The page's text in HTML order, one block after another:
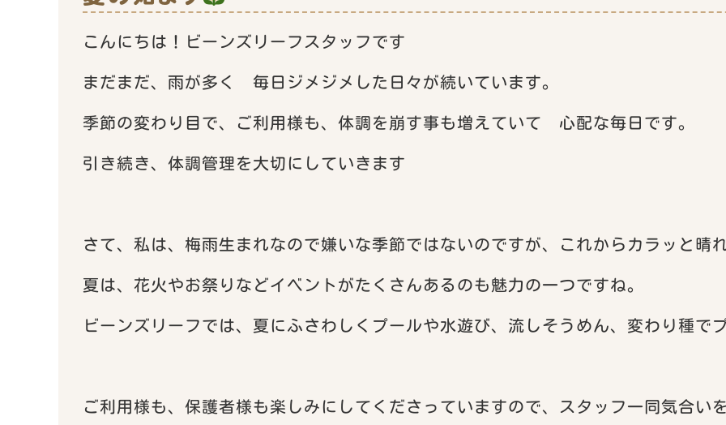
こんにちは！ビーンズリーフスタッフです
まだまだ、雨が多く 毎日ジメジメした日々が続いています。
季節の変わり目で、ご利用様も、体調を崩す事も増えていて 心配な毎日です。
引き続き、体調管理を大切にしていきます
さて、私は、梅雨生まれなので嫌いな季節ではないのですが、これからカラッと晴
夏は、花火やお祭りなどイベントがたくさんあるのも魅力の一つですね。
ビーンズリーフでは、夏にふさわしくプールや水遊び、流しそうめん、変わり種で
ご利用様も、保護者様も楽しみにしてくださっていますので、スタッフ一同気合い